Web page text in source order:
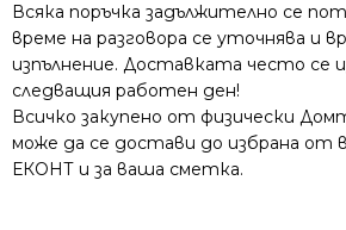
Всяка поръчка задължително се
време на разговора се уточнява и
изпълнение. Доставката често се
следващия работен ден!
Всичко закупено от физически
може да се достави до избрана от
ЕКОНТ и за ваша сметка.